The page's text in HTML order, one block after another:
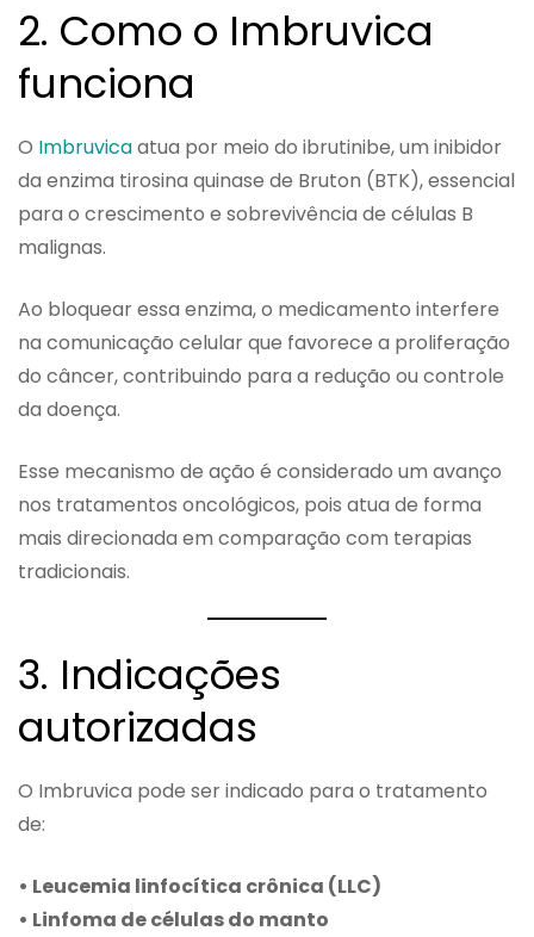
2. Como o Imbruvica
funciona
O Imbruvicaatua por meio do ibrutinibe, um inibidor
da enzima tirosina quinase de Bruton (BTK), essencial
para o crescimento e sobrevivência de células B
malignas.
Ao bloquear essa enzima, o medicamento interfere
na comunicação celular que favorece a proliferação
do câncer, contribuindo para a redução ou controle
da doença.
Esse mecanismo de ação é considerado um avanço
nos tratamentos oncológicos, pois atua de forma
mais direcionada em comparação com terapias
tradicionais.
3. Indicações
autorizadas
O Imbruvica pode ser indicado para o tratamento
de:
• Leucemia linfocítica crônica (LLC)
• Linfoma de células do manto